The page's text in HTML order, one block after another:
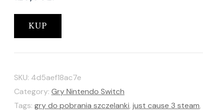
KUP
SKU: 4d5aef18ac7e
Category: Gry Nintendo Switch
Tags: gry do pobrania szczelanki, just cause 3 steam,